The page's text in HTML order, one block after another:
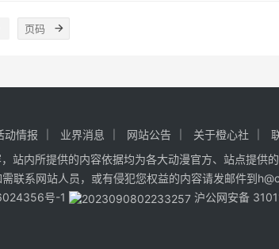
动情报 业界消息 网站公告 关于橙心社
站内所提供的内容依据均为各大动漫官方、站点提供
联系网站人员，或有侵犯您权益的内容请发邮件到
号-1 沪公网安备